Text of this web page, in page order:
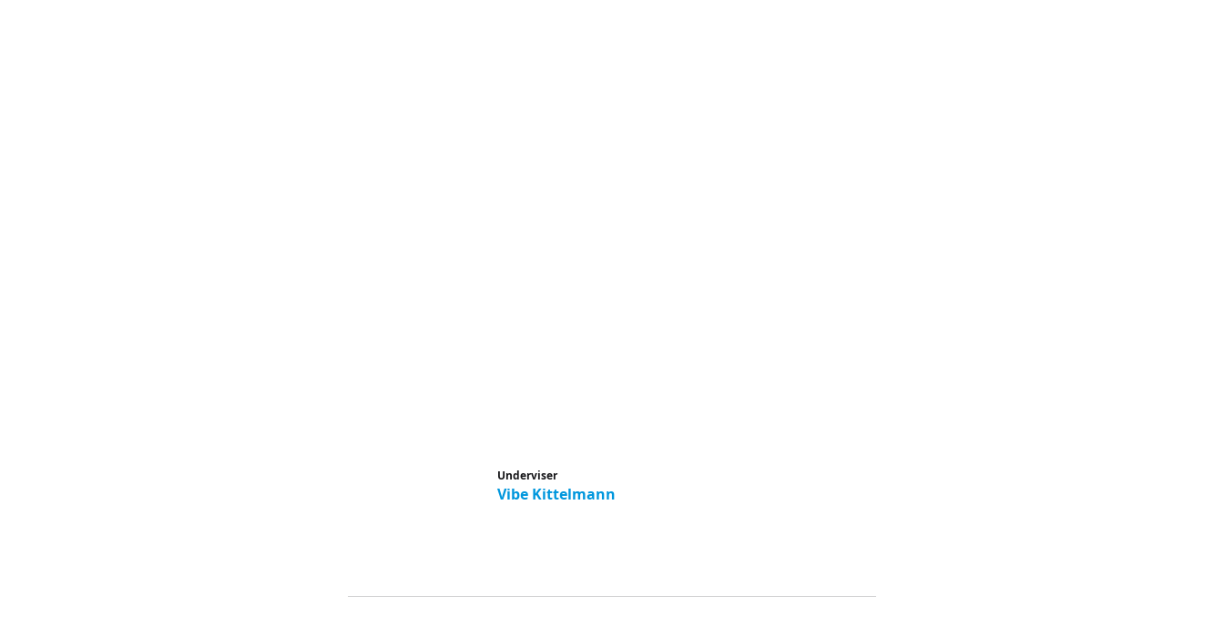
Underviser
Vibe Kittelmann